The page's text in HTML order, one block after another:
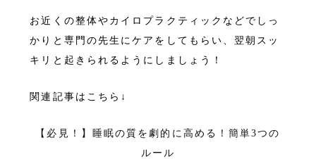
お近くの整体やカイロプラクティックなどでしっ
かりと専門の先生にケアをしてもらい、翌朝スッ
キリと起きられるようにしましょう！
関連記事はこちら↓
【必見！】睡眠の質を劇的に高める！簡単3つの
ルール